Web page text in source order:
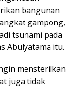
bangunan
gampong,
tsunami pada
Abulyatama itu.
mensterilkan
juga tidak